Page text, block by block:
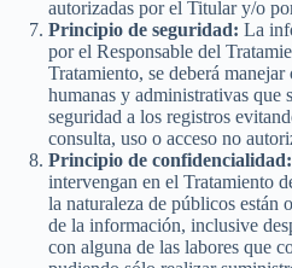
autorizadas por el Titular y/o
Principio de seguridad: La
por el Responsable del
Tratamiento, se deberá
humanas y administrativas que
seguridad a los registros
consulta, uso o acceso no
Principio de confidencialidad:
intervengan en el Tratamiento
la naturaleza de públicos están
de la información, inclusive
con alguna de las labores que